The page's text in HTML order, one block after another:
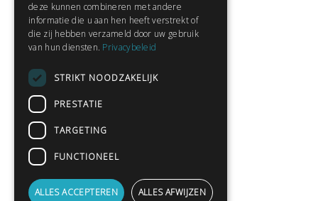
Snel naar:
Gratis aanmelden
Privacybeleid
Gedichten lezen
Schrijfwedstrijden
Schrijftips
deze kunnen combineren met andere
informatie die u aan hen heeft verstrekt of
die zij hebben verzameld door uw gebruik
van hun diensten. Privacybeleid
STRIKT NOODZAKELIJK
PRESTATIE
TARGETING
FUNCTIONEEL
ALLES ACCEPTEREN ALLES AFWIJZEN